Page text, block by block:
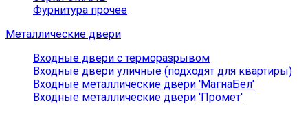
Фурнитура прочее
Металлические двери
Входные двери с терморазрывом
Входные двери уличные (подходят для квартиры)
Входные металлические двери 'МагнаБел'
Входные металлические двери 'Промет'